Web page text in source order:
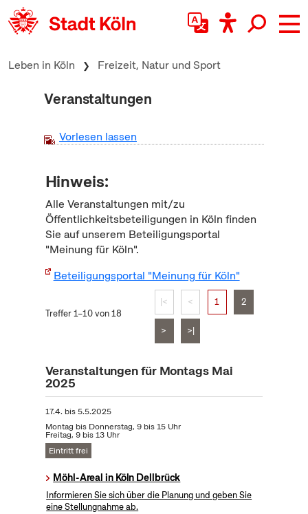
zum Inhalt springen
Leben in Köln Freizeit, Natur und Sport
Veranstaltungen
Vorlesen lassen
Hinweis:
Alle Veranstaltungen mit/zu
Öffentlichkeitsbeteiligungen in Köln finden
Sie auf unserem Beteiligungsportal
"Meinung für Köln".
Beteiligungsportal "Meinung für Köln"
Treffer 1–10 von 18
|< < 1 2
> >|
Veranstaltungen für Montags Mai
2025
17.4. bis5.5.2025
Montag bis Donnerstag, 9 bis 15 Uhr
Freitag, 9 bis 13 Uhr
Eintritt frei
Möhl-Areal in Köln Dellbrück
Informieren Sie sich über die Planung und geben Sie
eine Stellungnahme ab.